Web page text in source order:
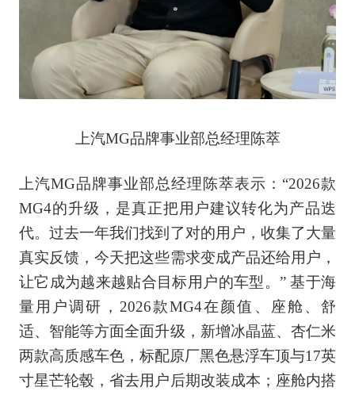
上汽MG品牌事业部总经理陈萃
上汽MG品牌事业部总经理陈萃表示：“2026款
MG4的升级，是真正把用户建议转化为产品迭
代。过去一年我们找到了对的用户，收集了大量
真实反馈，今天把这些需求变成产品还给用户，
让它成为越来越贴合目标用户的车型。” 基于海
量用户调研，2026款MG4在颜值、座舱、舒
适、智能等方面全面升级，新增冰晶蓝、杏仁米
两款高质感车色，标配原厂黑色悬浮车顶与17英
寸星芒轮毂，省去用户后期改装成本；座舱内搭